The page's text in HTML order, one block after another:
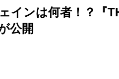
インは何者！？『
公開